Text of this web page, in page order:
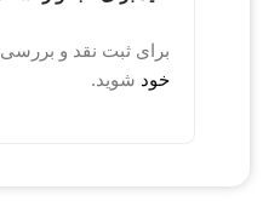
برای ثبت نقد و بررسی
خود شوید.